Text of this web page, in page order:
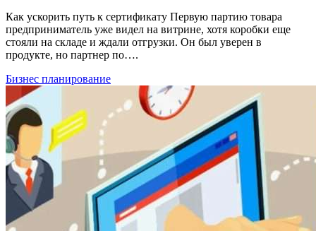
Как ускорить путь к сертификату Первую партию товара
предприниматель уже видел на витрине, хотя коробки еще
стояли на складе и ждали отгрузки. Он был уверен в
продукте, но партнер по….
Бизнес планирование